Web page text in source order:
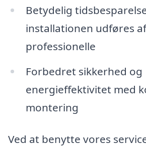
Betydelig
installationen udføres af
professionelle
Forbedret sikkerhed og
energieffektivitet med
montering
Ved at benytte vores